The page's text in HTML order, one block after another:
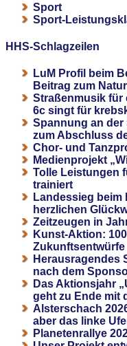
Sport
Sport-
HHS-Schlagzeilen
LuM Profil beim
Beitrag zum
Straßenmusik für
6c singt für
Spannung an
zum Abschluss
Chor- und
Medienprojekt
Tolle Leistungen
trainiert
Landessieg beim
herzlichen
Zeitzeugen in
Kunst-Aktion:
Zukunftsentwürfe
Herausragendes
nach dem
Das Aktionsjahr
geht zu Ende mit
Alsterschach
aber das linke
Planetenrallye